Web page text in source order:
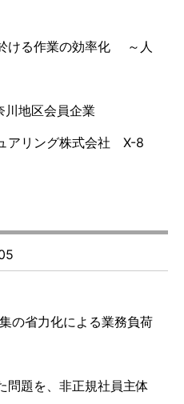
ける作業の効率化 ～人
地区会員企業
アリング株式会社 X-8
の省力化による業務負荷
題を、非正規社員主体